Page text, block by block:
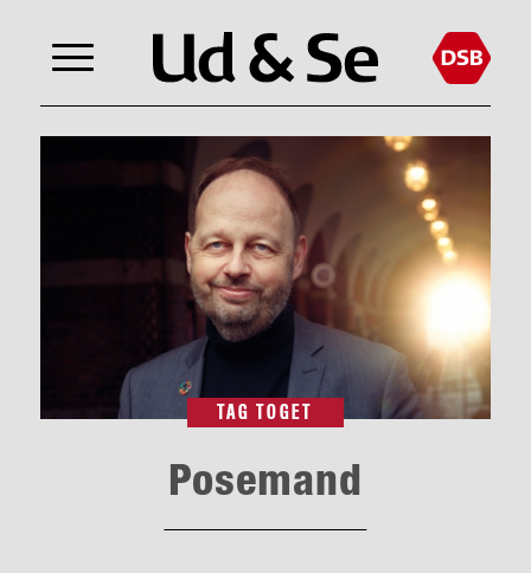
TAG TOGET
Posemand